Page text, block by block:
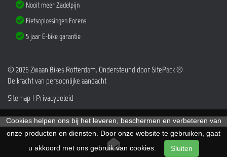
Nooit meer Zadelpijn
Fietsoplossingen Forens
5 jaar E-bike garantie
© 2026 Zwaan Bikes Rotterdam. Ondersteund doorSitePack ®
De kracht van persoonlijke aandacht
Sitemap
Privacybeleid
Cookies helpen ons bij het leveren, beschermen en verbeteren van
onze producten en diensten. Door onze website te gebruiken, gaat
u akkoord met ons gebruik van cookies.
Sluiten